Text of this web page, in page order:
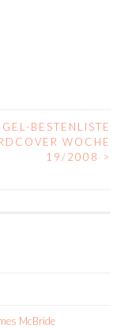
BESTENLISTE
WOCHE
19/2008
>
McBride